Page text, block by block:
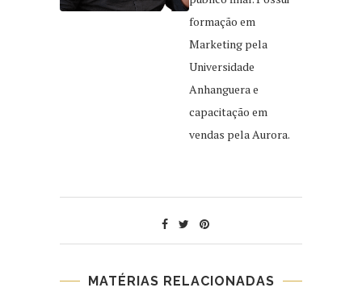
formação em
Marketing pela
Universidade
Anhanguera e
capacitação em
vendas pela Aurora.
MATÉRIAS RELACIONADAS